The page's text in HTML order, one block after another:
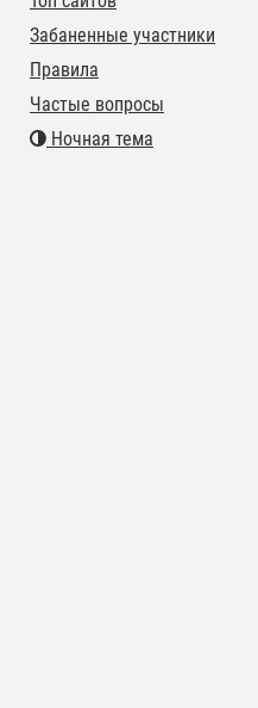
Забаненные участники
Правила
Частые вопросы
Ночная тема